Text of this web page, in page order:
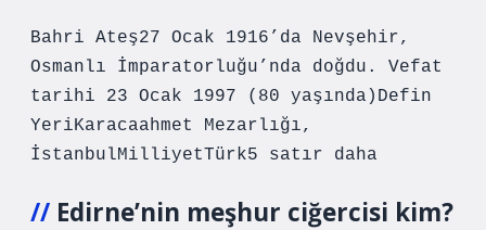
Bahri Ateş27 Ocak 1916’da Nevşehir,
Osmanlı İmparatorluğu’nda doğdu. Vefat
tarihi 23 Ocak 1997 (80 yaşında)Defin
YeriKaracaahmet Mezarlığı,
İstanbulMilliyetTürk5 satır daha
Edirne’nin meşhur ciğercisi kim?